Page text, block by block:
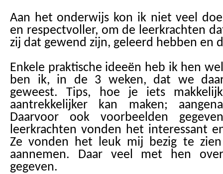
Aan het onderwijs kon ik niet veel
en respectvoller, om de leerkrachten
zij dat gewend zijn, geleerd hebben en
Enkele praktische ideeën heb ik hen
ben ik, in de 3 weken, dat we
geweest. Tips, hoe je iets
aantrekkelijker kan maken;
Daarvoor ook voorbeelden
leerkrachten vonden het interessant
Ze vonden het leuk mij bezig te
aannemen. Daar veel met hen
gegeven.